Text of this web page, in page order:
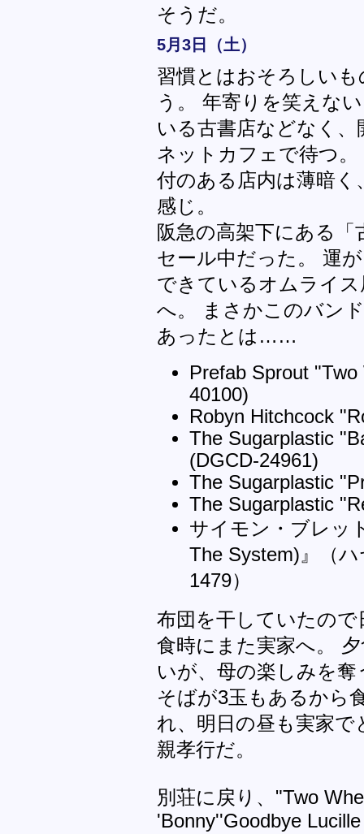
そうだ。
5月3日（土）
習慣とはおそろしい
う。 年寄りを笑えな
いる古書店などなく
ネットカフェで待つ
付のある店内は薄暗く
感じ。
阪急の高架下にある
セール中だった。 運
できているオムライ
へ。 まさかこのバン
あったとは……
Prefab Sprout
40100)
Robyn Hitchcock
The Sugarplastic
(DGCD-24961)
The Sugarplastic
The Sugarplastic
サイモン・ブレッ
The System)』（
1479）
布団を干していたの
食時にまた実家へ。
いが、母の楽しみを
そばが3玉もあるから
れ、明日の昼も実家
親孝行だ。
別荘に戻り、"Two
'Bonny''Goodbye